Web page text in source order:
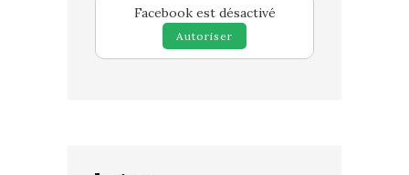
Facebook est désactivé
Autoriser